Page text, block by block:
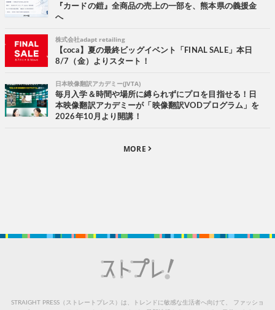
『カードの鎧』全商品の売上の一部を、熊本県の義援金
へ
株式会社adapt retailing
【coca】夏の最終ビッグイベント「FINAL SALE」本日
8/7（金）よりスタート！
日本映像翻訳アカデミー(JVTA)
毎月入学＆時間や場所に縛られずにプロを目指せる！日
本映像翻訳アカデミーが「映像翻訳VODプログラム」を
2026年10月より開講！
MORE
STRAIGHT PRESS（ストレートプレス）は、トレンドに敏感な生活者へ向けて、
ファッショ